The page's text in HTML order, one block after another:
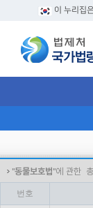
이 누리집
"동물보호법"에 관한 총
번호